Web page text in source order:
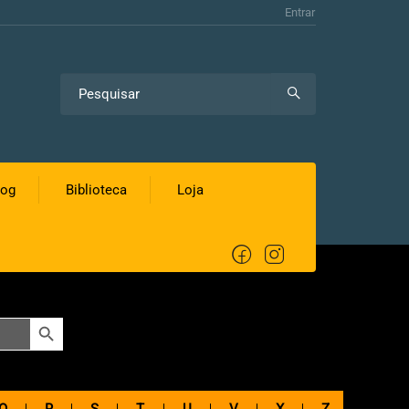
Entrar
Biblioteca Loja
SEARCH BUTTON